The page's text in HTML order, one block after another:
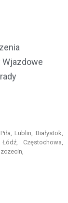
Wjazdowe
Lublin, Białystok,
Częstochowa,